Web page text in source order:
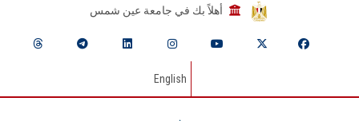
أهلاً بك في جامعة عين شمس
English